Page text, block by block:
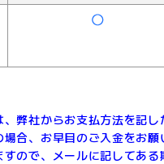
弊社からお支払方法を記
合、お早目のご入金をお願
ので、メールに記してある